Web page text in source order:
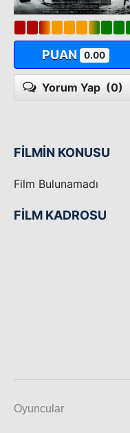
PUAN 0.00
Yorum Yap (0)
FİLMİN KONUSU
Film Bulunamadı
FİLM KADROSU
Oyuncular